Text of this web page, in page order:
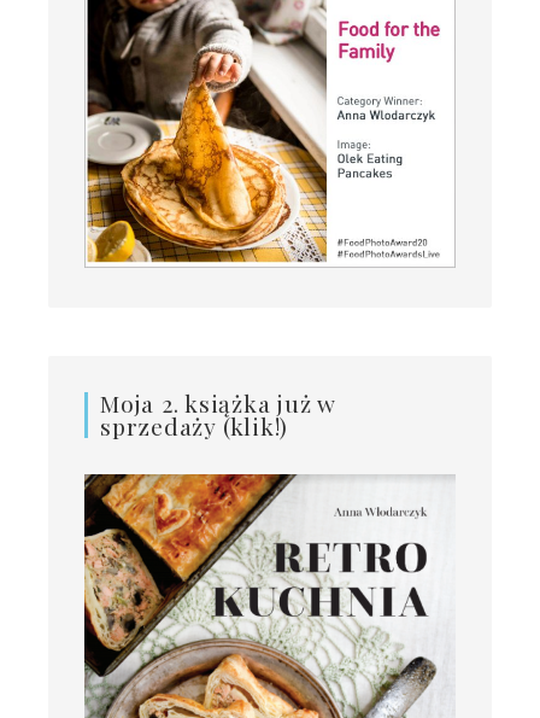
Moja 2. książka już w
sprzedaży (klik!)